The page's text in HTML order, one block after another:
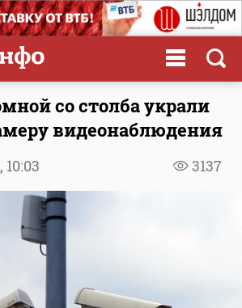
со столба украли
видеонаблюдения
3137
10:03